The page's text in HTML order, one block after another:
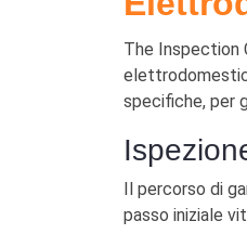
The Inspection
specifiche, per
Il percorso di
passo iniziale